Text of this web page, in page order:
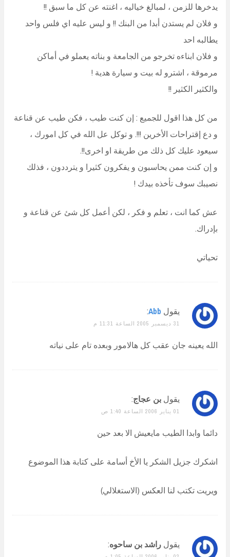
يدخرها للزمن ، لمبالغ خياليه ، اغنته عن كل ما سبق !!
و فلان لم يستدن أبدا من البنك !! و ليس عليه اي فلس واحد
يطالبه احد
و فلان ابناءه تخرجو من الجامعة و بناته يعملو في أماكن
مرموقة ، اشترو له بيت و سيارة هدية !
والكثير الكثير !!
من كل هذا اقول للجميع : إن كنت طيب ، فكن طيب عن قناعة
و دع إقتراحات الأخرين !!!. و توكل عل الله في كل امورك ،
سيعود عليك كل ذلك من طريقة او اخرى!!.
و إن كنت ممن يحاسبون و يفكرون كثيرا و يترددون ، فذلك
نصيبك سوف تأخذه بيدك !
عش كما انت ، تعلم و فكر ، لكن أعمل كل شئ عن قناعة و
بإدراك.
تحياتي
يقول Abb
:
31 ديسمبر 2005 الساعة 11:31 م
الله يعينه جان عقب كل هالامور وبعده تام على نياته
يقول بن عجاج:
01 يناير 2006 الساعة 1:40 ص
دائما وابدا الطيب مايعيش الا بعد حين
اشكرك جزيل الشكر يا الأخ أسامة على كتابة هذا الموضوع
ويريت تكتب لنا العكس (الاستغلالي)
يقول راشد بن ساحوه: